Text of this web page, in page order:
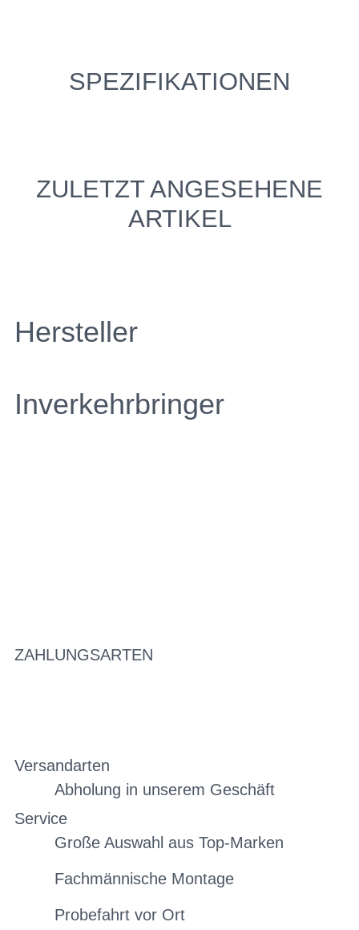
SPEZIFIKATIONEN
ZULETZT ANGESEHENE
ARTIKEL
Hersteller
Inverkehrbringer
ZAHLUNGSARTEN
Versandarten
Abholung in unserem Geschäft
Service
Große Auswahl aus Top-Marken
Fachmännische Montage
Probefahrt vor Ort